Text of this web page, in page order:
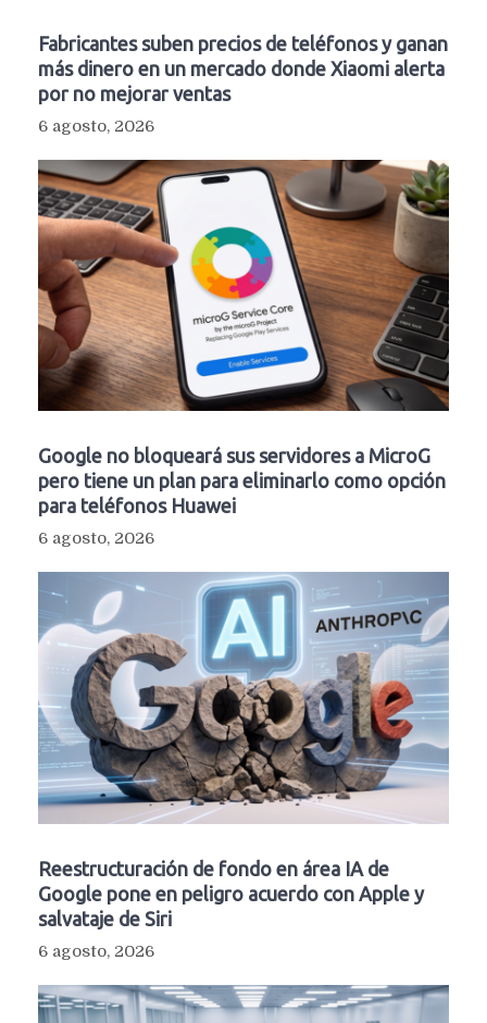
Fabricantes suben precios de teléfonos y ganan
más dinero en un mercado donde Xiaomi alerta
por no mejorar ventas
6 agosto, 2026
Google no bloqueará sus servidores a MicroG
pero tiene un plan para eliminarlo como opción
para teléfonos Huawei
6 agosto, 2026
Reestructuración de fondo en área IA de
Google pone en peligro acuerdo con Apple y
salvataje de Siri
6 agosto, 2026